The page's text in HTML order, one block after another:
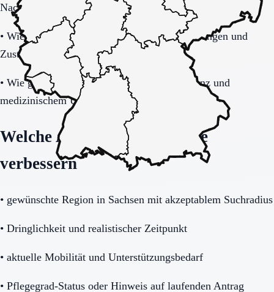
Nachtverlauf?
• Wie transparent werden Zusatzkosten, Leistungen und
Zuständigkeiten erklärt?
• Wie gut passt das Haus zu Mobilität, Demenz und
medizinischem Unterstützungsbedarf?
Welche Angaben die Anfrage
verbessern
• gewünschte Region in Sachsen mit akzeptablem Suchradius
• Dringlichkeit und realistischer Zeitpunkt
• aktuelle Mobilität und Unterstützungsbedarf
• Pflegegrad-Status oder Hinweis auf laufenden Antrag